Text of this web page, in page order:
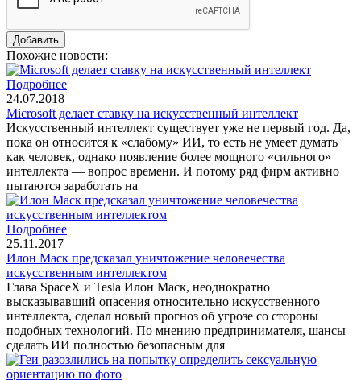
Похожие новости:
Подробнее
24.07.2018
Microsoft делает ставку на искусственный интеллект
Искусственный интеллект существует уже не первый год. Да,
пока он относится к «слабому» ИИ, то есть не умеет думать
как человек, однако появление более мощного «сильного»
интеллекта — вопрос времени. И потому ряд фирм активно
пытаются заработать на
Подробнее
25.11.2017
Илон Маск предсказал уничтожение человечества
искусственным интеллектом
Глава SpaceX и Tesla Илон Маск, неоднократно
высказывавший опасения относительно искусственного
интеллекта, сделал новый прогноз об угрозе со стороны
подобных технологий. По мнению предпринимателя, шансы
сделать ИИ полностью безопасным для